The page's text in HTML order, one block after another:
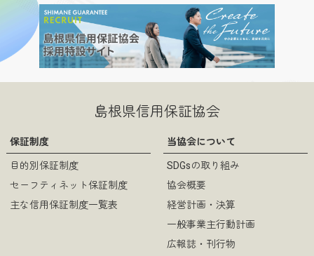
島根県信用保証協会
保証制度
目的別保証制度
セーフティネット保証制度
主な信用保証制度一覧表
当協会について
SDGsの取り組み
協会概要
経営計画・決算
一般事業主行動計画
広報誌・刊行物